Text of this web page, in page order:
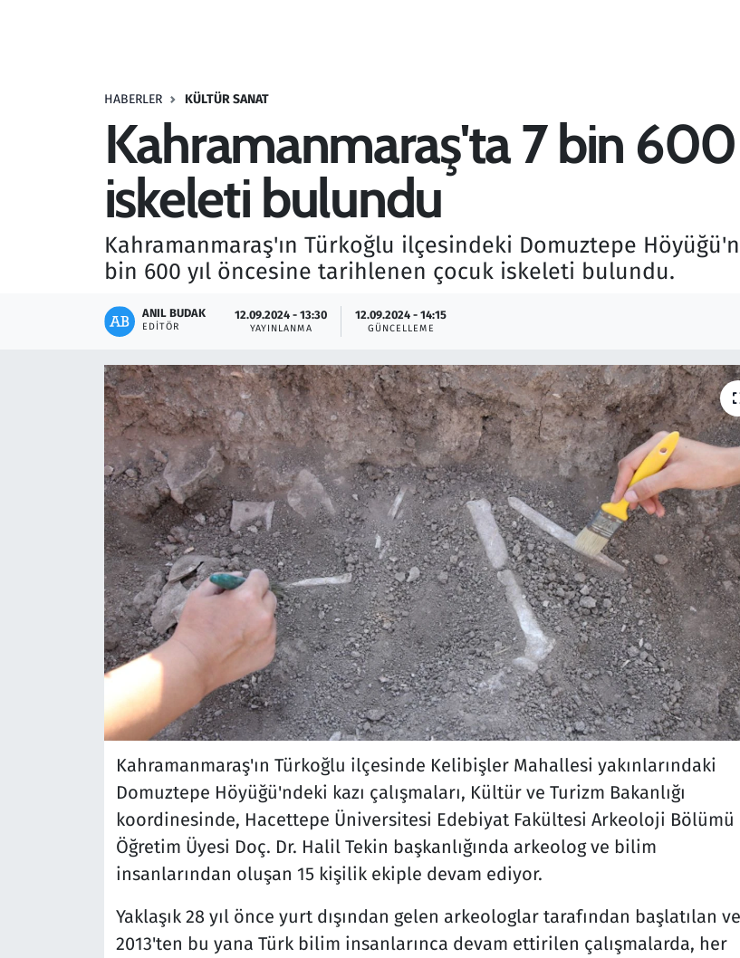
HABERLER KÜLTÜR SANAT
Kahramanmaraş'ta 7 bin 600
iskeleti bulundu
Kahramanmaraş'ın Türkoğlu ilçesindeki Domuztepe
bin 600 yıl öncesine tarihlenen çocuk iskeleti bulundu.
ANIL BUDAK
EDITÖR
12.09.2024 - 13:30
YAYINLANMA
12.09.2024 - 14:15
GÜNCELLEME
Kahramanmaraş'ın Türkoğlu ilçesinde Kelibişler Mahallesi yakınlarındaki
Domuztepe Höyüğü'ndeki kazı çalışmaları, Kültür ve Turizm Bakanlığı
koordinesinde, Hacettepe Üniversitesi Edebiyat Fakültesi Arkeoloji Bölümü
Öğretim Üyesi Doç. Dr. Halil Tekin başkanlığında arkeolog ve bilim
insanlarından oluşan 15 kişilik ekiple devam ediyor.
Yaklaşık 28 yıl önce yurt dışından gelen arkeologlar tarafından başlatılan ve
2013'ten bu yana Türk bilim insanlarınca devam ettirilen çalışmalarda, her
Savunma Sanayi
Teknoloji ve Bilim
Televizyon